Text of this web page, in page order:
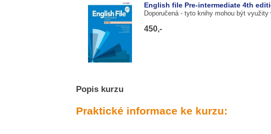
English file Pre-intermediate 4th
Doporučená - tyto knihy mohou být využity
450,-
Popis kurzu
Praktické informace ke kurzu: